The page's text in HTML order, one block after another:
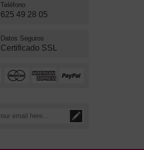
Teléfono
625 49 28 05
Datos Seguros
Certificado SSL